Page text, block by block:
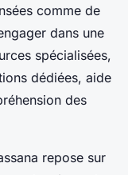
comme de
dans une
spécialisées,
dédiées, aide
des
repose sur